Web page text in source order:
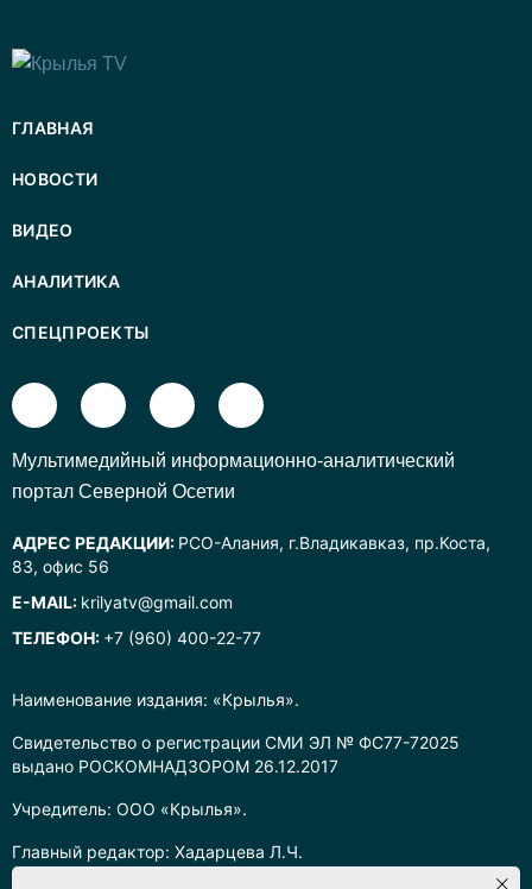
Наименование издания: «Крылья».
Свидетельство о регистрации СМИ ЭЛ № ФС77-72025
выдано РОСКОМНАДЗОРОМ 26.12.2017
Учредитель: ООО «Крылья».
Главный редактор: Хадарцева Л.Ч.
ГЛАВНАЯ
НОВОСТИ
ВИДЕО
АНАЛИТИКА
СПЕЦПРОЕКТЫ
Mультимедийный информационно-аналитический
портал Северной Осетии
АДРЕС РЕДАКЦИИ: РСО-Алания, г.Владикавказ, пр.Коста,
83, офис 56
E-MAIL: krilyatv@gmail.com
ТЕЛЕФОН: +7 (960) 400-22-77